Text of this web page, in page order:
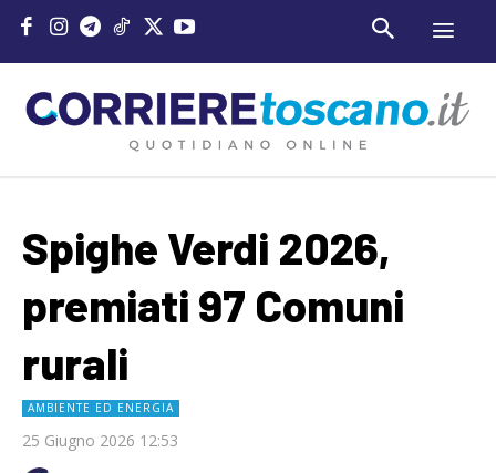
Spighe Verdi 2026,
premiati 97 Comuni
rurali
AMBIENTE ED ENERGIA
25 Giugno 2026 12:53